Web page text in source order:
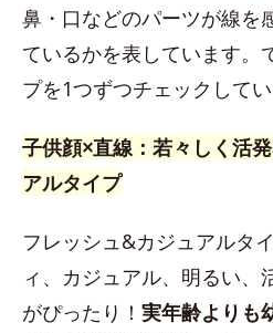
鼻・口などのパーツが線を
ているかを表しています。
プを1つずつチェックして
子供顔×直線：若々しく活
アルタイプ
フレッシュ&カジュアルタ
ィ、カジュアル、明るい、
がぴったり！ 実年齢よりも